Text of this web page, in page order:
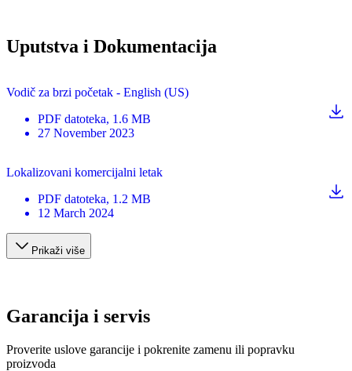
Uputstva i Dokumentacija
Vodič za brzi početak - English (US)
PDF datoteka, 1.6 MB
27 November 2023
Lokalizovani komercijalni letak
PDF datoteka, 1.2 MB
12 March 2024
Prikaži više
Garancija i servis
Proverite uslove garancije i pokrenite zamenu ili popravku
proizvoda